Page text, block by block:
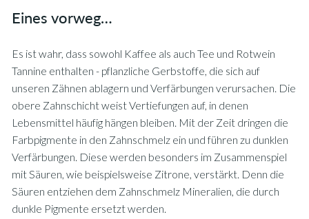
Eines vorweg…
Es ist wahr, dass sowohl Kaffee als auch Tee und Rotwein
Tannine enthalten - pflanzliche Gerbstoffe, die sich auf
unseren Zähnen ablagern und Verfärbungen verursachen. Die
obere Zahnschicht weist Vertiefungen auf, in denen
Lebensmittel häufig hängen bleiben. Mit der Zeit dringen die
Farbpigmente in den Zahnschmelz ein und führen zu dunklen
Verfärbungen. Diese werden besonders im Zusammenspiel
mit Säuren, wie beispielsweise Zitrone, verstärkt. Denn die
Säuren entziehen dem Zahnschmelz Mineralien, die durch
dunkle Pigmente ersetzt werden.